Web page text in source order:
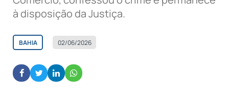
à disposição da Justiça.
BAHIA 02/06/2026